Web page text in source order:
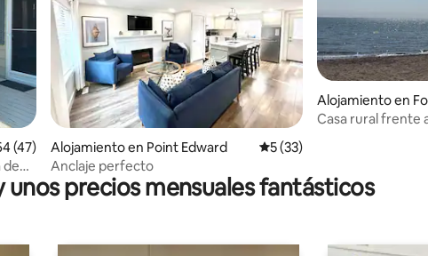
promedio: 4.64 de 5, 47 reseñas
(47)
de
Alojamiento en Point Edward Calificación promedio: 5 de
5 (33)
Anclaje perfecto
Alojamiento en
ownship
Casa rural frente
precios mensuales fantásticos